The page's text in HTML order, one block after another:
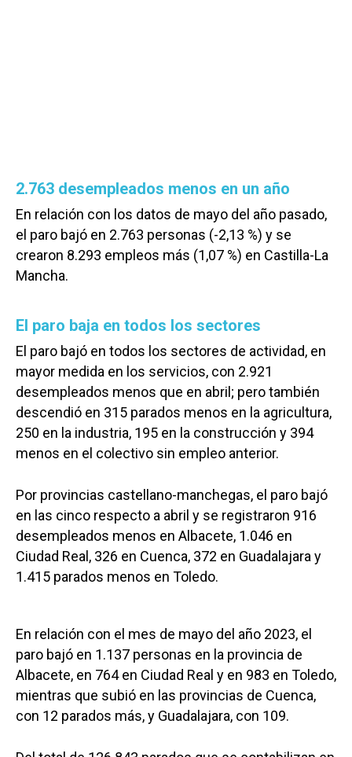
2.763 desempleados menos en un año
En relación con los datos de mayo del año pasado,
el paro bajó en 2.763 personas (-2,13 %) y se
crearon 8.293 empleos más (1,07 %) en Castilla-La
Mancha.
El paro baja en todos los sectores
El paro bajó en todos los sectores de actividad, en
mayor medida en los servicios, con 2.921
desempleados menos que en abril; pero también
descendió en 315 parados menos en la agricultura,
250 en la industria, 195 en la construcción y 394
menos en el colectivo sin empleo anterior.
Por provincias castellano-manchegas, el paro bajó
en las cinco respecto a abril y se registraron 916
desempleados menos en Albacete, 1.046 en
Ciudad Real, 326 en Cuenca, 372 en Guadalajara y
1.415 parados menos en Toledo.
En relación con el mes de mayo del año 2023, el
paro bajó en 1.137 personas en la provincia de
Albacete, en 764 en Ciudad Real y en 983 en Toledo,
mientras que subió en las provincias de Cuenca,
con 12 parados más, y Guadalajara, con 109.